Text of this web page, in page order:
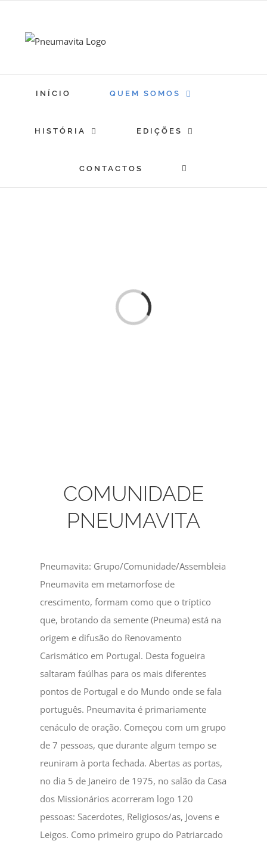
content
INÍCIO QUEM SOMOS
HISTÓRIA EDIÇÕES
CONTACTOS
Loading...
COMUNIDADE
PNEUMAVITA
Pneumavita: Grupo/Comunidade/Assembleia
Pneumavita em metamorfose de
crescimento, formam como que o tríptico
que, brotando da semente (Pneuma) está na
origem e difusão do Renovamento
Carismático em Portugal. Desta fogueira
saltaram faúlhas para os mais diferentes
pontos de Portugal e do Mundo onde se fala
português. Pneumavita é primariamente
cenáculo de oração. Começou com um grupo
de 7 pessoas, que durante algum tempo se
reuniram à porta fechada. Abertas as portas,
no dia 5 de Janeiro de 1975, no salão da Casa
dos Missionários acorreram logo 120
pessoas: Sacerdotes, Religiosos/as, Jovens e
Leigos. Como primeiro grupo do Patriarcado